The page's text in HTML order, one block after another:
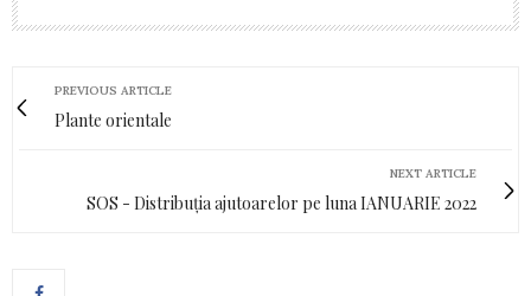
PREVIOUS ARTICLE
Plante orientale
NEXT ARTICLE
SOS - Distribuția ajutoarelor pe luna IANUARIE 2022